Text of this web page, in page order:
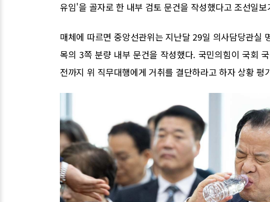
유임'을 골자로 한 내부 검토 문건을 작성했다고 조선일
매체에 따르면 중앙선관위는 지난달 29일 의사담당관실
목의 3쪽 분량 내부 문건을 작성했다. 국민의힘이 국회
전까지 위 직무대행에게 거취를 결단하라고 하자 상황